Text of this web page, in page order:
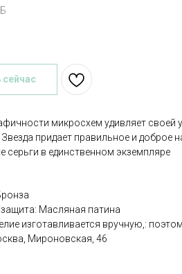
сейчас
микросхем удивляет своей
Звезда придает правильное и доброе
серьги в единственном экземпляре
Масляная патина
изготавливается вручную,:
Мироновская, 46